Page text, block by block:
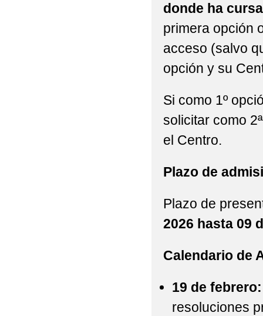
donde ha
primera opción
acceso (salvo
opción y su
Si como 1º
solicitar como
el Centro.
Plazo de
Plazo de
2026 hasta 09
Calendario de
19 de febrero:
resoluciones